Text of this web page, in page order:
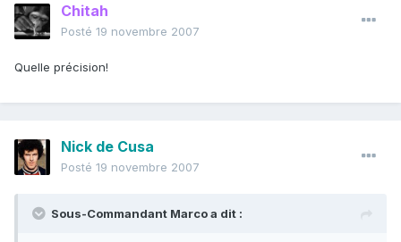
Chitah
Posté 19 novembre 2007
Quelle précision!
Nick de Cusa
Posté 19 novembre 2007
Sous-Commandant Marco a dit :